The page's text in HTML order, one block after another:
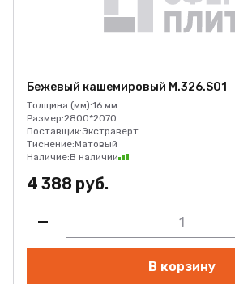
Бежевый кашемировый M.326.S01
Толщина (мм):16 мм
Размер:2800*2070
Поставщик:Экстраверт
Тиснение:Матовый
Наличие:В наличии
4 388 руб.
В корзину